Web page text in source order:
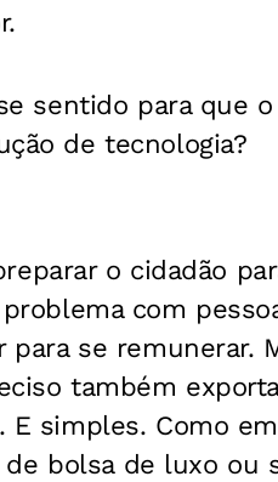
sentido para que
de tecnologia?
o cidadão
com
se remunerar.
também
simples. Como
bolsa de luxo ou